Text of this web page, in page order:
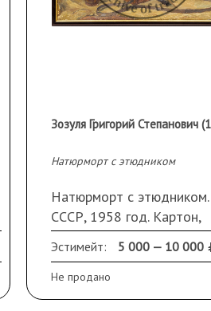
Натюрморт с этюдником
Натюрморт с этюдником.
СССР, 1958 год. Картон,
масло. 48 Х 70 см. В раме
Эстимейт: 5 000 — 10 000
Не продано